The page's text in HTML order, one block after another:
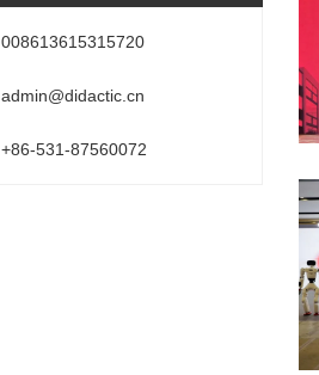
008613615315720
admin@didactic.cn
+86-531-87560072